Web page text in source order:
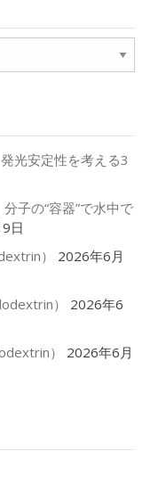
光安定性を考える3
子の“容器”で水中で
日
）
2026年6月
）
2026年6
）
2026年6月